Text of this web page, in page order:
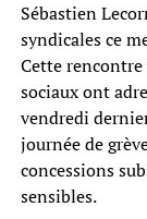
Sébastien
syndicales ce
Cette
sociaux ont
vendredi
journée de
concessions
sensibles.